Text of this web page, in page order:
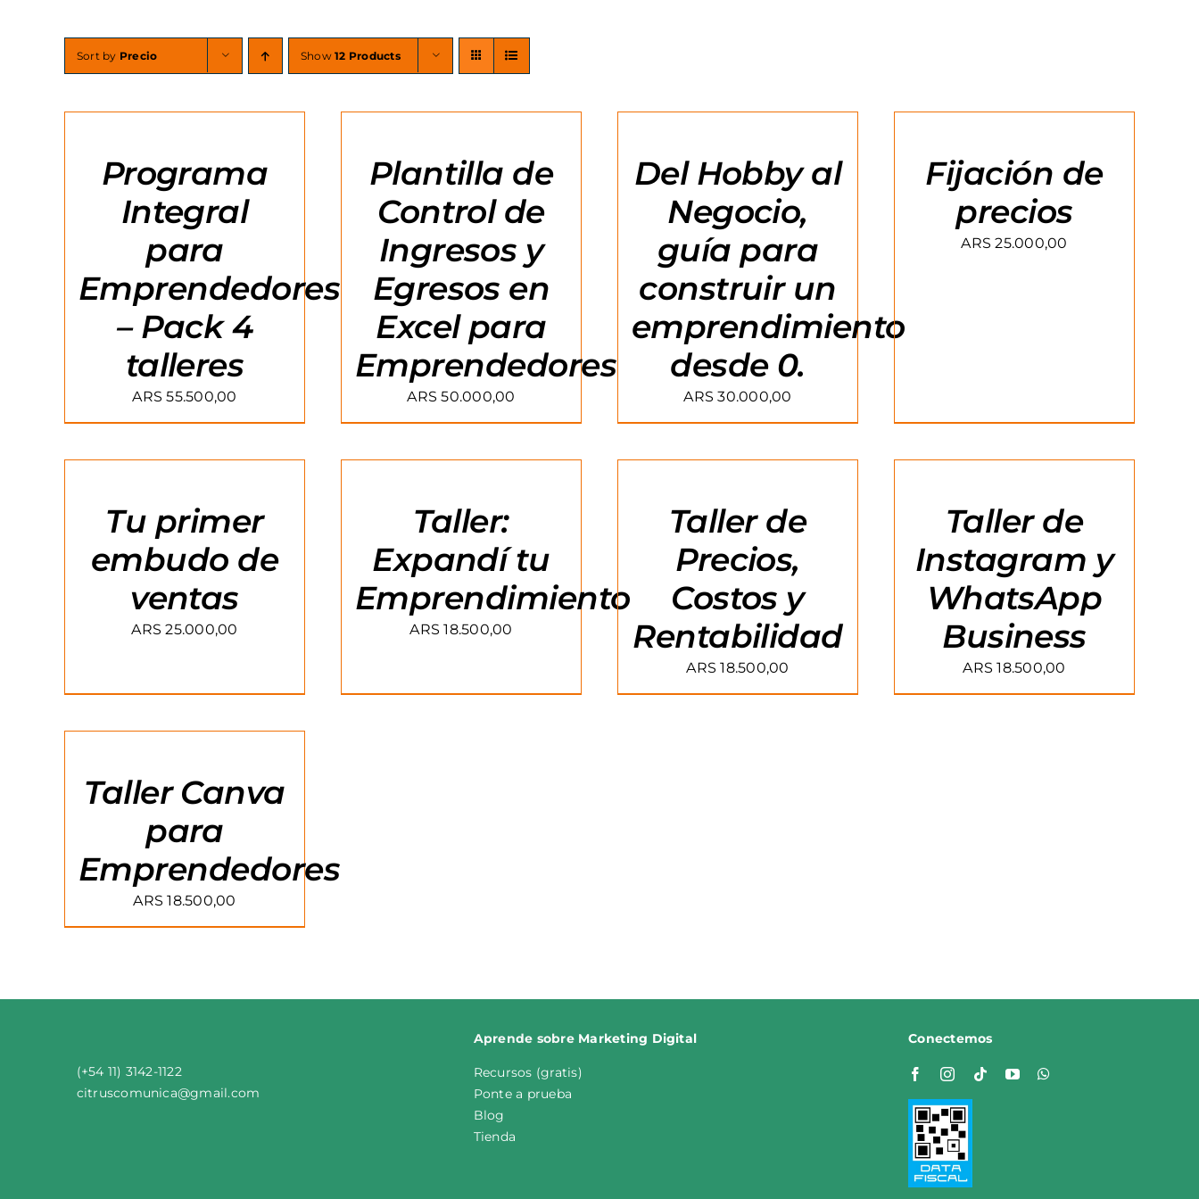
Sort by Precio Show12 Products
AL
DETAILSPrograma
Integral
para
Emprendedores
– Pack 4
talleres
ARS 55.500,00
AL
DETAILSPlantilla de
Control de
Ingresos y
Egresos en
Excel para
Emprendedores
ARS 50.000,00
AL
DETAILS
Del Hobby al
Negocio,
guía para
construir un
emprendimiento
desde 0.
ARS 30.000,00
AL
DETAILSFijación de
precios
ARS 25.000,00
AL
DETAILSTu primer
embudo de
ventas
ARS 25.000,00
AL
Taller:
Expandí tu
Emprendimiento
ARS 18.500,00
AL
Taller de
Precios,
Costos y
Rentabilidad
ARS 18.500,00
AL
Taller de
Instagram y
WhatsApp
Business
ARS 18.500,00
AL
DETAILS
Taller Canva
para
Emprendedores
ARS 18.500,00
(+54 11) 3142-1122
citruscomunica@gmail.com
Aprende sobre Marketing Digital
Recursos (gratis)
Ponte a prueba
Blog
Tienda
Conectemos